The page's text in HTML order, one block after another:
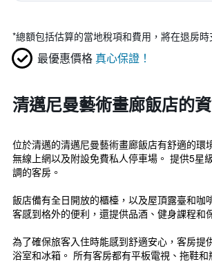
*總額包括估算的當地稅項和費用，將在退房時
最優惠價格 真心保證！
清邁尼曼藝術畫廊飯店的
位於清邁的清邁尼曼藝術畫廊飯店有舒適的環
無線上網以及附設免費私人停車場。 提供5星
調的客房。
飯店備有全日開放的櫃檯，以及屋頂露臺和咖
客感到格外的便利，還提供品酒、健身課程和
為了確保旅客入住時能感到舒適安心，客房提
浴室和冰箱。 所有客房都有平板電視、拖鞋和